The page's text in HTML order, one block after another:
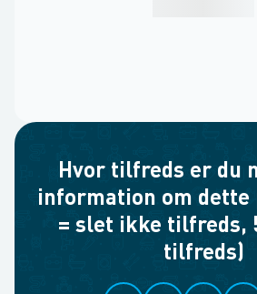
Hvor tilfreds er du
information om dette
= slet ikke tilfreds,
tilfreds)